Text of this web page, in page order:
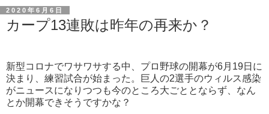
2020年6月6日
カープ13連敗は昨年の再来か？
新型コロナでワサワサする中、プロ野球の開幕が6月19日に
決まり、練習試合が始まった。巨人の2選手のウィルス感染
がニュースになりつつも今のところ大ごととならず、なん
とか開幕できそうですかな？